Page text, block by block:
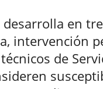
desarrolla en
intervención
de